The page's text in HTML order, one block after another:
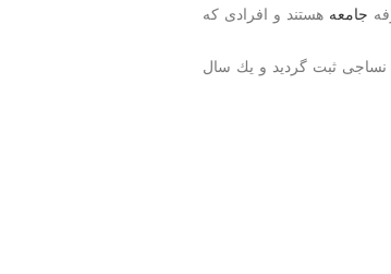
جامعه هستند و افرادی كه
نساجی ثبت گردید و یك سال